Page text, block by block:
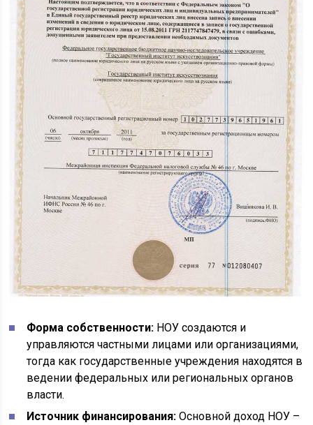
Форма собственности: НОУ создаются и
управляются частными лицами или организациями,
тогда как государственные учреждения находятся в
ведении федеральных или региональных органов
власти.
Источник финансирования: Основной доход НОУ –